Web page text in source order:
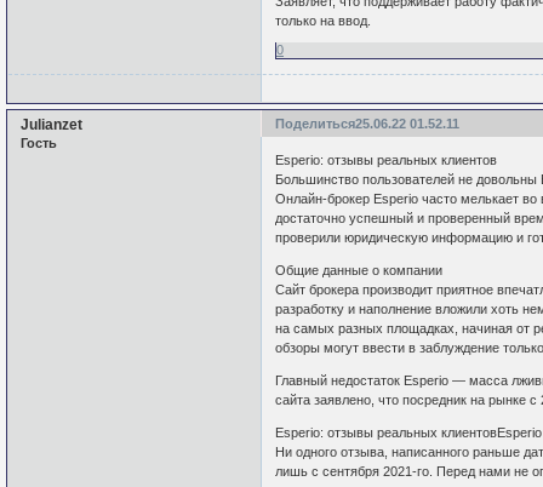
только на ввод.
0
Поделиться25.06.22 01.52.11
Julianzet
Гость
Esperio: отзывы реальных клиентов
Большинство пользователей не довольны
Онлайн-брокер Esperio часто мелькает во
достаточно успешный и проверенный
проверили юридическую информацию и
Общие данные о компании
Сайт брокера производит приятное
разработку и наполнение вложили хоть
на самых разных площадках, начиная от
обзоры могут ввести в заблуждение
Главный недостаток Esperio — масса
сайта заявлено, что посредник на рынке
Esperio: отзывы реальных
Ни одного отзыва, написанного раньше
лишь с сентября 2021-го. Перед нами не